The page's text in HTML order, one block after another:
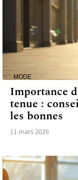
MODE
Importance
tenue :
les bonnes
11 mars 2026